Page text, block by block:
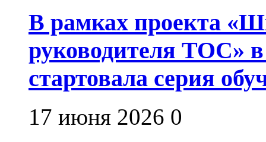
В рамках проекта
руководителя ТОС»
стартовала серия
17 июня 2026 0